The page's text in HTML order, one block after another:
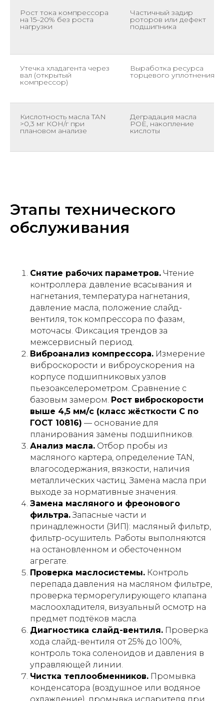
Рост тока компрессора
на 15–20% без роста
нагрузки
Частичный задир
роторов или дефект
подшипника
Утечка хладагента через
вал (открытый
компрессор)
Выработка ресурса
торцевого уплотнения
Кислотность масла TAN
>0,3 мг КОН/г при
плановом анализе
Деградация масла
POE, накопление
кислоты
Этапы технического
обслуживания
Снятие рабочих параметров. Чтение
контроллера: давление всасывания и
нагнетания, температура нагнетания,
давление масла, положение слайд-
вентиля, ток компрессора по фазам,
моточасы. Фиксация трендов за
межсервисный период.
Виброанализ компрессора. Измерение
виброскорости и виброускорения на
корпусе подшипниковых узлов
пьезоакселерометром. Сравнение с
базовым замером. Рост виброскорости
выше 4,5 мм/с (класс жёсткости C по
ГОСТ 10816) — основание для
планирования замены подшипников.
Анализ масла. Отбор пробы из
масляного картера, определение TAN,
влагосодержания, вязкости, наличия
металлических частиц. Замена масла при
выходе за нормативные значения.
Замена масляного и фреонового
фильтра.Запасные части и
принадлежности (ЗИП): масляный фильтр,
фильтр-осушитель. Работы выполняются
на остановленном и обесточенном
агрегате.
Проверка маслосистемы. Контроль
перепада давления на масляном фильтре,
проверка терморегулирующего клапана
маслоохладителя, визуальный осмотр на
предмет подтёков масла.
Диагностика слайд-вентиля. Проверка
хода слайд-вентиля от 25% до 100%,
контроль тока соленоидов и давления в
управляющей линии.
Чистка теплообменников. Промывка
конденсатора (воздушное или водяное